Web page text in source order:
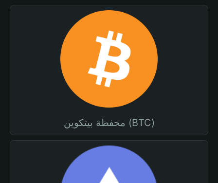
محفظة بيتكوين (BTC)